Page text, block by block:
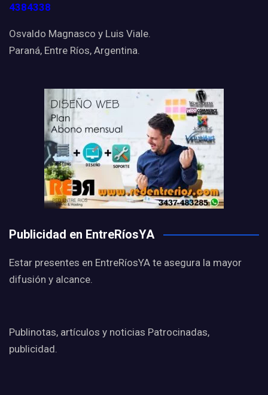
4384338
Osvaldo Magnasco y Luis Viale.
Paraná, Entre Ríos, Argentina.
Publicidad en EntreRíosYA
Estar presentes en EntreRíosYA te asegura la mayor
difusión y alcance.
Publinotas, artículos y noticias Patrocinadas,
publicidad.